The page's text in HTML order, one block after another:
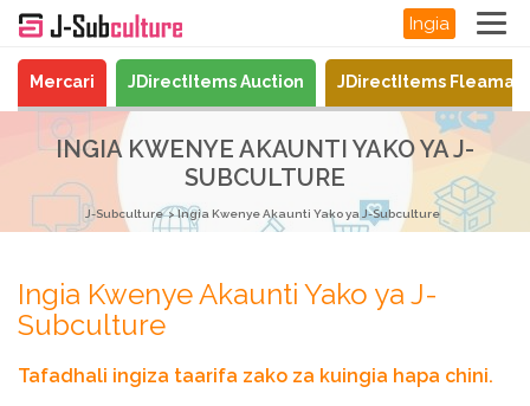
Ingia
Mercari JDirectItems Auction JDirectItems
INGIA KWENYE AKAUNTI YAKO YA J-
SUBCULTURE
J-Subculture Ingia Kwenye Akaunti Yako ya J-Subculture
Ingia Kwenye Akaunti Yako ya J-
Subculture
Tafadhali ingiza taarifa zako za kuingia hapa chini.